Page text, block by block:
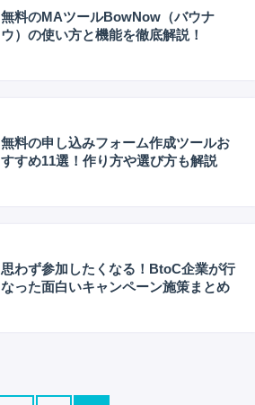
無料のMAツールBowNow（バウナ
ウ）の使い方と機能を徹底解説！
無料の申し込みフォーム作成ツールお
すすめ11選！作り方や選び方も解説
思わず参加したくなる！BtoC企業が行
なった面白いキャンペーン施策まとめ